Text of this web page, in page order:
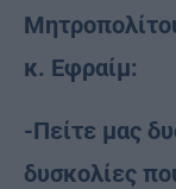
κ. Εφραίμ:
-Πείτε μας
δυσκολίες